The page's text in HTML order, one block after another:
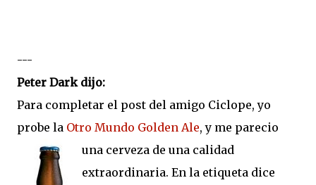
---
Peter Dark dijo:
Para completar el post del amigo Ciclope, yo
probe la Otro Mundo Golden Ale, y me parecio
una cerveza de una calidad
extraordinaria. En la etiqueta dice